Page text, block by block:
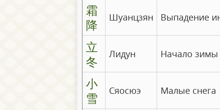
霜
降
Шуанцзян Выпадение
立
冬
Лидун Начало зимы
小
雪
Сяосюэ Малые снега